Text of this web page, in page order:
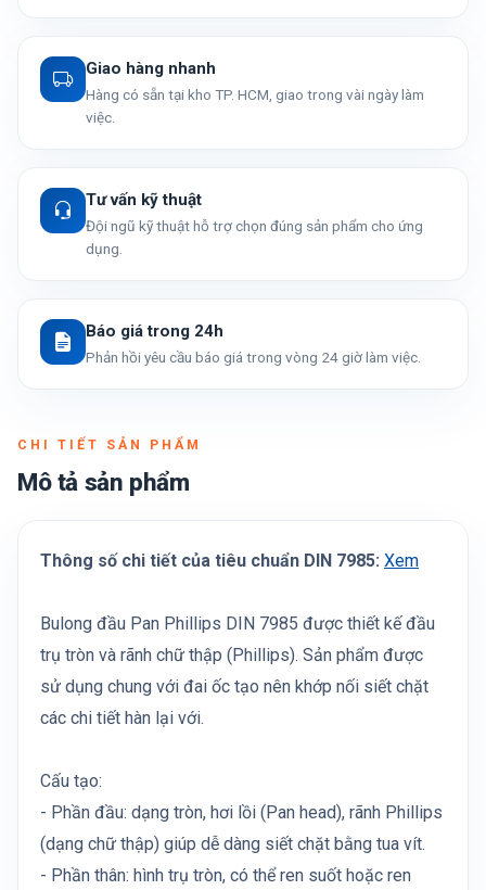
Giao hàng nhanh
Hàng có sẵn tại kho TP. HCM, giao trong vài ngày làm
việc.
Tư vấn kỹ thuật
Đội ngũ kỹ thuật hỗ trợ chọn đúng sản phẩm cho ứng
dụng.
Báo giá trong 24h
Phản hồi yêu cầu báo giá trong vòng 24 giờ làm việc.
CHI TIẾT SẢN PHẨM
Mô tả sản phẩm
Thông số chi tiết của tiêu chuẩn DIN 7985: Xem
Bulong đầu Pan Phillips DIN 7985 được thiết kế đầu
trụ tròn và rãnh chữ thập (Phillips). Sản phẩm được
sử dụng chung với đai ốc tạo nên khớp nối siết chặt
các chi tiết hàn lại với.
Cấu tạo:
- Phần đầu: dạng tròn, hơi lồi (Pan head), rãnh Phillips
(dạng chữ thập) giúp dễ dàng siết chặt bằng tua vít.
- Phần thân: hình trụ tròn, có thể ren suốt hoặc ren